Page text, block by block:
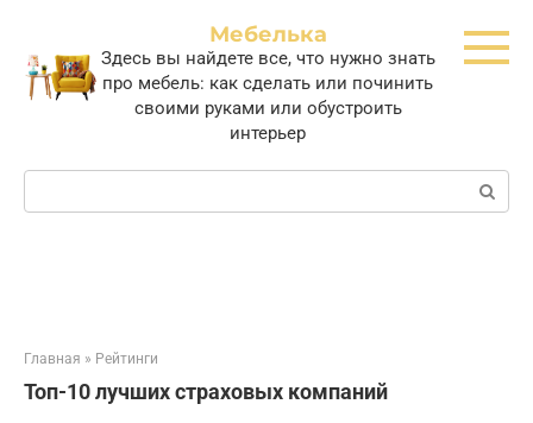
контенту
Мебелька
Здесь вы найдете все, что нужно знать
про мебель: как сделать или починить
своими руками или обустроить
интерьер
Поиск:
Главная » Рейтинги
Топ-10 лучших страховых компаний